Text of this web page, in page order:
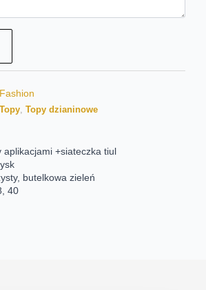
Topy Topy dzianinowe
aplikacjami +siateczka tiul
butelkowa zieleń
40